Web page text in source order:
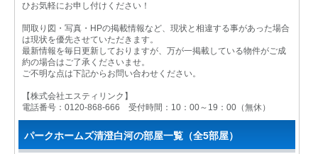
ひお気軽にお申し付けください！
間取り図・写真・HPの掲載情報など、現状と相違する事があった場合
は現状を優先させていただきます。
最新情報を毎日更新しておりますが、万が一掲載している物件がご成
約の場合はご了承くださいませ。
ご不明な点は下記からお問い合わせください。
【株式会社エスティリンク】
電話番号：0120-868-666 受付時間：10：00～19：00（無休）
パークホームズ清澄白河の部屋一覧（全5部屋）